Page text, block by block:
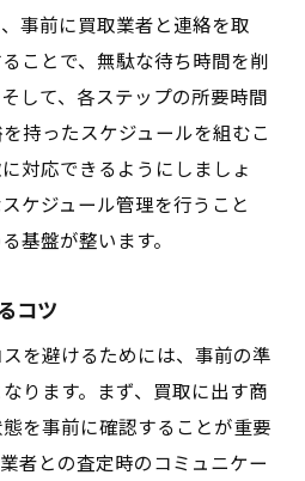
験のためのポイント
仁方での買取を効率化する
おける時間節約のテクニッ
書類準備のポイント
限にするための方法
用できる便利なサービス
限に活用する買取術in広島
事前に買取業者と連絡を取
ことで、無駄な待ち時間を削
して、各ステップの所要時間
持ったスケジュールを組むこ
対応できるようにしましょ
ケジュール管理を行うこと
基盤が整います。
コツ
を避けるためには、事前の準
ります。まず、買取に出す商
を事前に確認することが重要
者との査定時のコミュニケー